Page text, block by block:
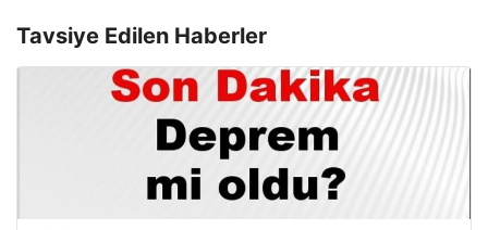
Tavsiye Edilen Haberler